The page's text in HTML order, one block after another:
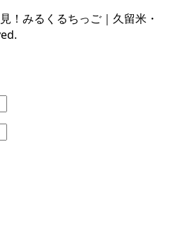
！みるくるちっご｜久留米・